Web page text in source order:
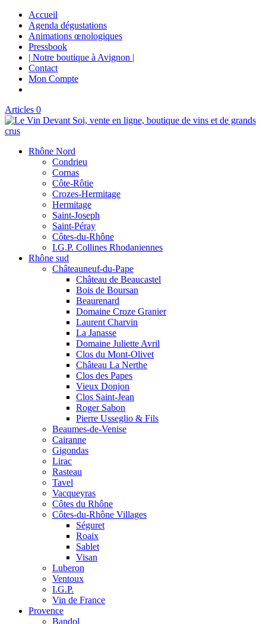
Accueil
Agenda dégustations
Animations œnologiques
Pressbook
| Notre boutique à Avignon |
Contact
Mon Compte
Articles 0
Rhône Nord
Condrieu
Cornas
Côte-Rôtie
Crozes-Hermitage
Hermitage
Saint-Joseph
Saint-Péray
Côtes-du-Rhône
I.G.P. Collines Rhodaniennes
Rhône sud
Châteauneuf-du-Pape
Château de Beaucastel
Bois de Boursan
Beaurenard
Domaine Croze Granier
Laurent Charvin
La Janasse
Domaine Juliette Avril
Clos du Mont-Olivet
Château La Nerthe
Clos des Papes
Vieux Donjon
Clos Saint-Jean
Roger Sabon
Pierre Usseglio & Fils
Beaumes-de-Venise
Cairanne
Gigondas
Lirac
Rasteau
Tavel
Vacqueyras
Côtes du Rhône
Côtes-du-Rhône Villages
Séguret
Roaix
Sablet
Visan
Luberon
Ventoux
I.G.P.
Vin de France
Provence
Bandol